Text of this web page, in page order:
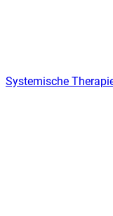
Systemische